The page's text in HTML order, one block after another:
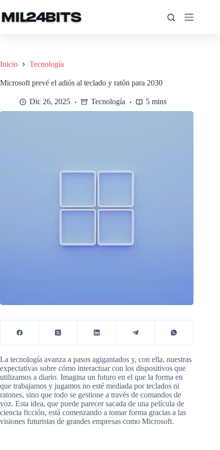
al
contenido
Inicio Tecnología
Microsoft prevé el adiós al teclado y ratón para 2030
Dic 26, 2025 Tecnología 5 mins
La tecnología avanza a pasos agigantados y, con ella, nuestras
expectativas sobre cómo interactuar con los dispositivos que
utilizamos a diario. Imagina un futuro en el que la forma en
que trabajamos y jugamos no esté mediada por teclados ni
ratones, sino que todo se gestione a través de comandos de
voz. Esta idea, que puede parecer sacada de una película de
ciencia ficción, está comenzando a tomar forma gracias a las
visiones futuristas de grandes empresas como Microsoft.